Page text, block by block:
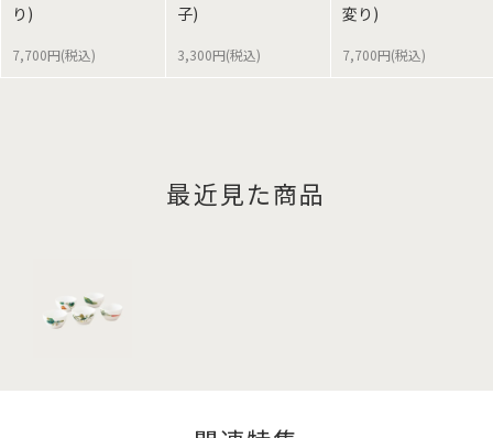
り)
7,700円(税込)
子)
3,300円(税込)
変り)
7,700円(税込)
最近見た商品